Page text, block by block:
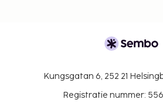
Kungsgatan 6, 252 21
Registratie nummer: